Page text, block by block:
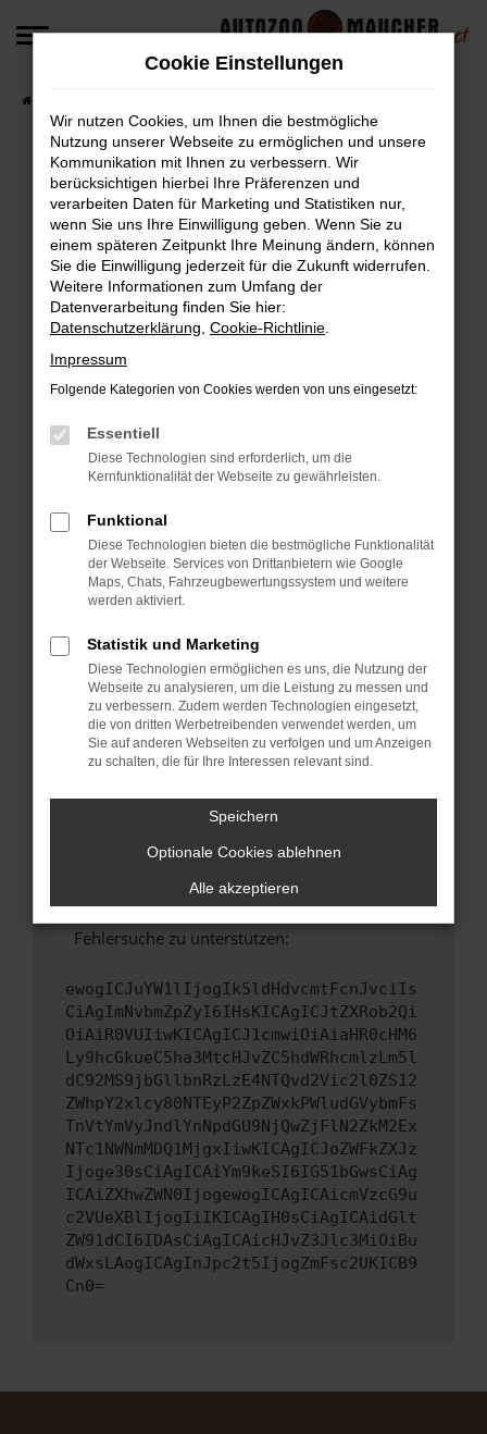
Zum
Fehler: Network Error
Beim Laden ist ein Fehler aufgetreten.
Hier sind ein paar Tipps, die dir helfen können:
Überprüfe deine Firewall und deine
Internetverbindung.
Laden andere Webseiten, zum Beispiel deine
Manche Erweiterungen, wie Werbeblocker,
können das Laden bestimmter Seiten
verhindern. Funktioniert die Seite in einem
Fenster?
Starte dein Gerät neu.
Das kann manchmal helfen, vorübergehende
Probleme zu beheben.
Stelle sicher, dass dein Browser und dein
Betriebssystem auf dem neuesten Stand
sind.
Veraltete Software birgt nicht nur ein
Sicherheitsrisiko, sondern kann auch dazu
führen, dass bestimmte Funktionen nicht mehr
Wende dich an den Webseitenbetreiber.
Wenn du alle oben genannten Schritte versucht
hast, kontaktiere uns bitte. Wir werden
versuchen, das Problem zu beheben. Du kannst
uns diesen Text schicken, um uns bei der
Fehlersuche zu unterstützen:
ewogICJuYW1lIjogIk5ldHdvcmtFcnJvciIs
CiAgImNvbmZpZyI6IHsKICAgICJtZXRob2Qi
OiAiR0VUIiwKICAgICJ1cmwiOiAiaHR0cHM6
Ly9hcGkueC5ha3MtcHJvZC5hdWRhcmlzLm5l
dC92MS9jbGllbnRzLzE4NTQvd2Vic2l0ZS12
ZWhpY2xlcy80NTEyP2ZpZWxkPWludGVybmFs
TnVtYmVyJndlYnNpdGU9NjQwZjFlN2ZkM2Ex
NTc1NWNmMDQ1MjgxIiwKICAgICJoZWFkZXJz
Ijoge30sCiAgICAiYm9keSI6IG51bGwsCiAg
ICAiZXhwZWN0IjogewogICAgICAicmVzcG9u
c2VUeXBlIjogIiIKICAgIH0sCiAgICAidGlt
ZW91dCI6IDAsCiAgICAicHJvZ3Jlc3MiOiBu
dWxsLAogICAgInJpc2t5IjogZmFsc2UKICB9
Cn0=
Cookie Einstellungen
Wir nutzen Cookies, um Ihnen die bestmögliche
Nutzung unserer Webseite zu ermöglichen und unsere
Kommunikation mit Ihnen zu verbessern. Wir
berücksichtigen hierbei Ihre Präferenzen und
verarbeiten Daten für Marketing und Statistiken nur,
wenn Sie uns Ihre Einwilligung geben. Wenn Sie zu
einem späteren Zeitpunkt Ihre Meinung ändern, können
Sie die Einwilligung jederzeit für die Zukunft widerrufen.
Weitere Informationen zum Umfang der
Datenverarbeitung finden Sie hier:
Datenschutzerklärung Cookie-Richtlinie
Impressum
Folgende Kategorien von Cookies werden von uns eingesetzt:
Essentiell
Diese Technologien sind erforderlich, um die
Kernfunktionalität der Webseite zu gewährleisten.
Funktional
Diese Technologien bieten die bestmögliche Funktionalität
der Webseite. Services von Drittanbietern wie Google
Maps, Chats, Fahrzeugbewertungssystem und weitere
werden aktiviert.
Statistik und Marketing
Diese Technologien ermöglichen es uns, die Nutzung der
Webseite zu analysieren, um die Leistung zu messen und
zu verbessern. Zudem werden Technologien eingesetzt,
die von dritten Werbetreibenden verwendet werden, um
Sie auf anderen Webseiten zu verfolgen und um Anzeigen
zu schalten, die für Ihre Interessen relevant sind.
Speichern
Optionale Cookies ablehnen
Alle akzeptieren